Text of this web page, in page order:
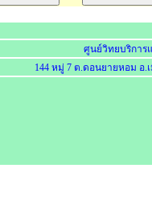
ศูนย์วิทยบริการ
144 หมู่ 7 ต.ดอนยายหอม อ.เ